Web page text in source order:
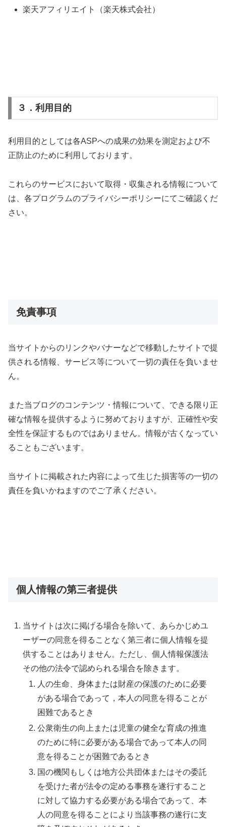
楽天アフィリエイト（楽天株式会社）
３．利用目的
利用目的としては各ASPへの成果の効果を測定および不
正防止のために利用しております。
これらのサービスにおいて取得・収集される情報について
は、各プログラムのプライバシーポリシーにてご確認くだ
さい。
免責事項
当サイトからのリンクやバナーなどで移動したサイトで提
供される情報、サービス等について一切の責任を負いませ
ん。
また当ブログのコンテンツ・情報について、できる限り正
確な情報を提供するように努めておりますが、正確性や安
全性を保証するものではありません。情報が古くなってい
ることもございます。
当サイトに掲載された内容によって生じた損害等の一切の
責任を負いかねますのでご了承ください。
個人情報の第三者提供
当サイトは次に掲げる場合を除いて、あらかじめユ
ーザーの同意を得ることなく第三者に個人情報を提
供することはありません。ただし、個人情報保護法
その他の法令で認められる場合を除きます。
人の生命、身体または財産の保護のために必要
がある場合であって，本人の同意を得ることが
困難であるとき
公衆衛生の向上または児童の健全な育成の推進
のために特に必要がある場合であって本人の同
意を得ることが困難であるとき
国の機関もしくは地方公共団体またはその委託
を受けた者が法令の定める事務を遂行すること
に対して協力する必要がある場合であって、本
人の同意を得ることにより当該事務の遂行に支